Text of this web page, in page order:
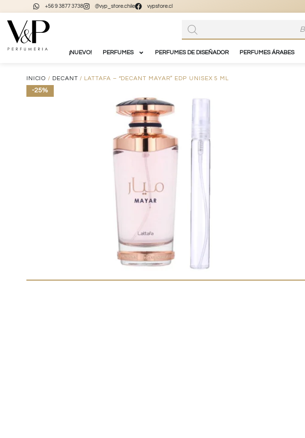
+56 9 3877 3738 @vyp_store.chile vypstore.cl
¡NUEVO! PERFUMES PERFUMES DE DISEÑADOR PERFUMES ÁRABES
INICIO / DECANT / LATTAFA – “DECANT MAYAR” EDP UNISEX 5 ML
-25%